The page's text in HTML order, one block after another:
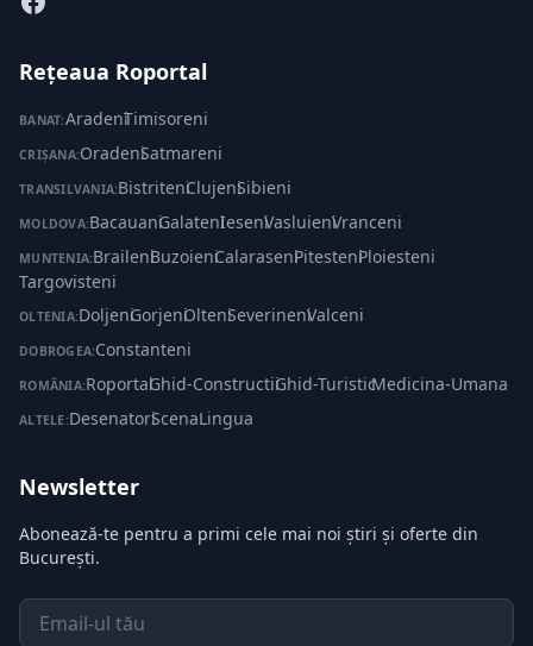
Rețeaua Roportal
BANAT:Aradeni·Timisoreni
CRIȘANA:Oradeni·Satmareni
TRANSILVANIA:Bistriteni·Clujeni·Sibieni
MOLDOVA:Bacauani·Galateni·Ieseni·Vasluieni·Vranceni
MUNTENIA:Braileni·Buzoieni·Calaraseni·Pitesteni·Ploiesteni·
Targovisteni
OLTENIA:Doljeni·Gorjeni·Olteni·Severineni·Valceni
DOBROGEA:Constanteni
ROMÂNIA:Roportal·Ghid-Constructii·Ghid-Turistic·Medicina-Umana
ALTELE:Desenatori·ScenaLingua
Newsletter
Abonează-te pentru a primi cele mai noi știri și oferte din
București.
Email